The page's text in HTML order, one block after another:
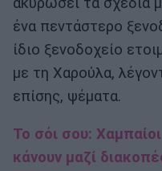
ένα πεντάστερο
ίδιο ξενοδοχείο
με τη Χαρούλα,
επίσης, ψέματα.
Το σόι σου:
κάνουν μαζί